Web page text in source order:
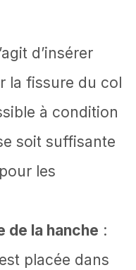
d’insérer
la fissure du col
à condition
soit suffisante
les
de la hanche :
placée dans